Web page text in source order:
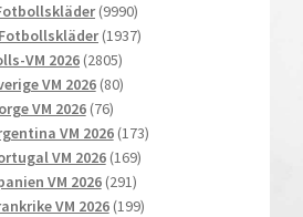
produkter
99909990
produkter
19371937
VM 2026 28052805
produkter
VM 2026 8080
VM 2026 7676
produkter
VM 2026 173173
VM 2026 169169
produkter
VM 2026 291291
produkter
VM 2026 199199